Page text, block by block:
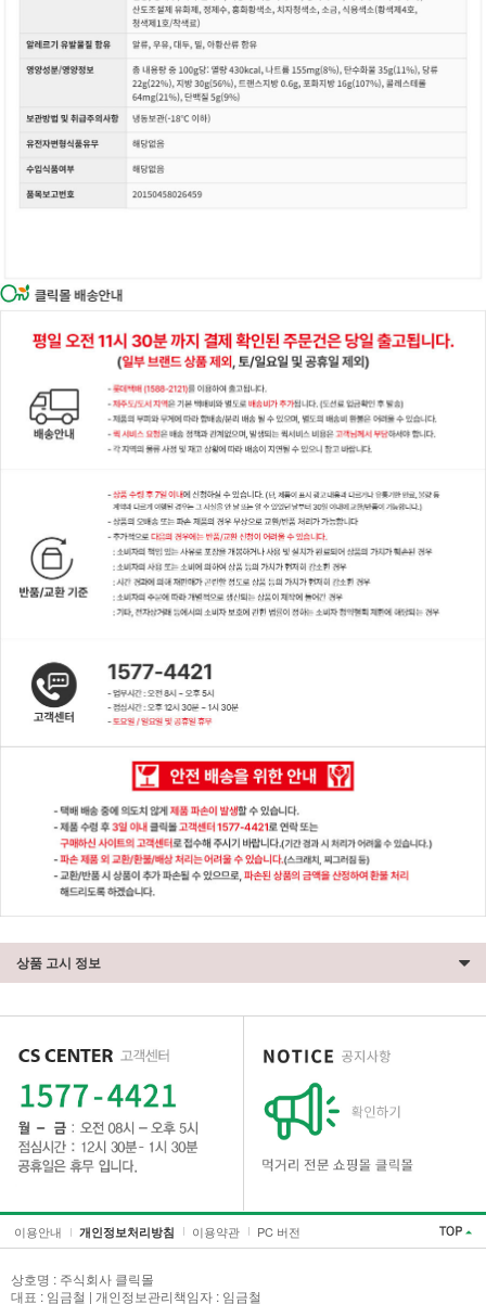
세요!
상품 고시 정보
이용안내 개인정보처리방침 이용약관 PC 버전
상호명 : 주식회사 클릭몰
대표 : 임금철 | 개인정보관리책임자 : 임금철